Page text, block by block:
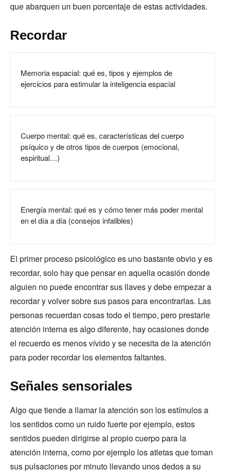
que abarquen un buen porcentaje de estas actividades.
Recordar
Memoria espacial: qué es, tipos y ejemplos de
ejercicios para estimular la inteligencia espacial
Cuerpo mental: qué es, características del cuerpo
psíquico y de otros tipos de cuerpos (emocional,
espiritual…)
Energía mental: qué es y cómo tener más poder mental
en el día a día (consejos infalibles)
El primer proceso psicológico es uno bastante obvio y es
recordar, solo hay que pensar en aquella ocasión donde
alguien no puede encontrar sus llaves y debe empezar a
recordar y volver sobre sus pasos para encontrarlas. Las
personas recuerdan cosas todo el tiempo, pero prestarle
atención interna es algo diferente, hay ocasiones donde
el recuerdo es menos vívido y se necesita de la atención
para poder recordar los elementos faltantes.
Señales sensoriales
Algo que tiende a llamar la atención son los estímulos a
los sentidos como un ruido fuerte por ejemplo, estos
sentidos pueden dirigirse al propio cuerpo para la
atención interna, como por ejemplo los atletas que toman
sus pulsaciones por minuto llevando unos dedos a su